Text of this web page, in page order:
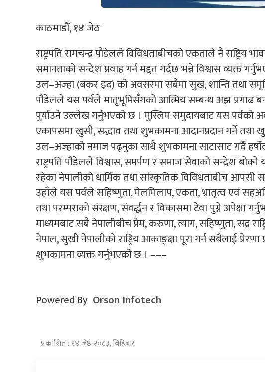
काठमाडौँ, १४ जेठ
राष्ट्रपति रामचन्द्र पौडेलले विविधताबीचको एकताले नै राष्ट्रिय
समानताको सन्देश प्रवाह गर्न मद्दत गर्दछ भन्ने विश्वास व्यक्त
उल–अज्हा (बकर इद) को अवसरमा सबैमा सुख, शान्ति तथा
पौडेलले यस पर्वले मातृभूमिसँगको आत्मिय सम्बन्ध अझ प्रगाढ
पुर्याउने उल्लेख गर्नुभएको छ । मुस्लिम समुदायबाट यस पर्वको
एकापसमा खुसी, सद्भाव तथा शुभकामना आदानप्रदान गर्ने तथा
उल–अज्हाको नमाज पढ्नुका साथै शुभकामना साटासाट गर्दै
राष्ट्रपति पौडेलले विश्वास, समर्पण र समाज सेवाको सन्देश बोक्ने
रहेका नेपालीको धार्मिक तथा सांस्कृतिक विविधताबीच आपसी
उहाँले यस पर्वले सहिष्णुता, मेलमिलाप, एकता, भ्रातृत्व एवं
तथा परम्पराको संरक्षण, संवर्द्धन र विकासमा टेवा पुग्ने
माध्यमबाट सबै नेपालीबीच प्रेम, करुणा, त्याग, सहिष्णुता, सद्र
नेपाल, सुखी नेपालीको राष्ट्रिय आकाङ्क्षा पूरा गर्न सबैलाई प्रेरणा
शुभकामना व्यक्त गर्नुभएको छ । –––
Powered By Orson Infotech
प्रकाशित : १४ जेष्ठ २०८३, बिहिबार